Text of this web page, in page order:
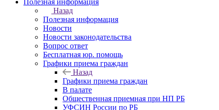
Назад
Полезная информация
Новости
Новости законодательства
Вопрос ответ
Бесплатная юр. помощь
Графики приема граждан
Назад
Графики приема граждан
В палате
Общественная приемная при НП РБ
УФСИН России по РБ